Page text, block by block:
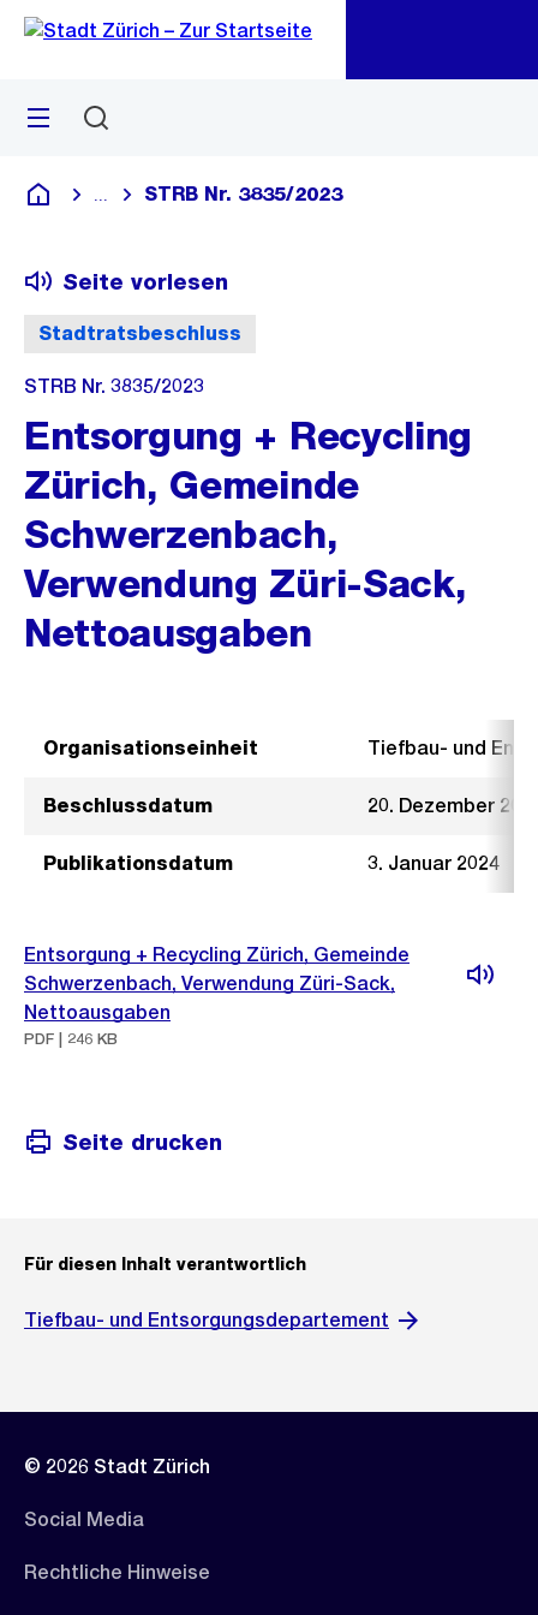
Navigation
Sprunglink
Menü
Deutsch
Blende alle Breadcrumbs ein
STRB Nr. 3835/2023
Stadtratsbeschluss
Seite vorlesen
STRB Nr. 3835/2023
Entsorgung + Recycling
Zürich, Gemeinde
Schwerzenbach,
Verwendung Züri-Sack,
Nettoausgaben
Organisationseinheit Tiefbau- und
Beschlussdatum 20. Dezember
Publikationsdatum 3. Januar 2024
Entsorgung + Recycling Zürich, Gemeinde
Schwerzenbach, Verwendung Züri-Sack,
Nettoausgaben
PDF | 246 KB
Seite drucken
Für diesen Inhalt verantwortlich
Tiefbau- und Entsorgungsdepartement
© 2026 Stadt Zürich
Social Media
Rechtliche Hinweise